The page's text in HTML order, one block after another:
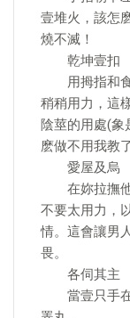
壹堆火，該怎
燒不滅！
乾坤壹扣
用拇指和食
稍稍用力，這
陰莖的用處(象
麽做不用我教
愛屋及烏
在妳拉撫他
不要太用力，
情。這會讓男
畏。
各伺其主
當壹只手在